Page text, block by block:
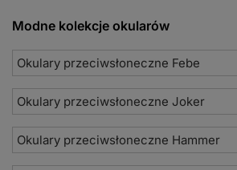
Modne kolekcje okularów
Okulary przeciwsłoneczne Febe
Okulary przeciwsłoneczne Joker
Okulary przeciwsłoneczne Hammer